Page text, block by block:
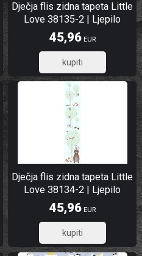
Dječja flis zidna tapeta Little
Love 38135-2 | Ljepilo
besplatno
45,96EUR
36,77
Dječja flis zidna tapeta Little
Love 38134-2 | Ljepilo
besplatno
45,96EUR
36,77